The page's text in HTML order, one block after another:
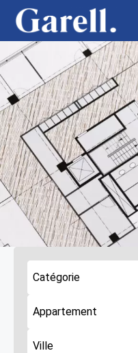
Catégorie
Appartement
Ville